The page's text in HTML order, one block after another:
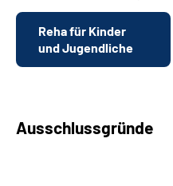
Reha für Kinder
und Jugendliche
Ausschlussgründe